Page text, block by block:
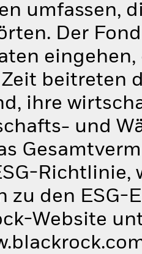
umfassen,
Der
eingehen,
beitreten
ihre
und
Richtlinie,
zu den
Website